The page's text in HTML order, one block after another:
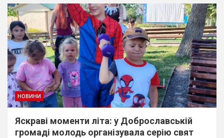
НОВИНИ
Яскраві моменти літа: у Доброславській
громаді молодь організувала серію свят